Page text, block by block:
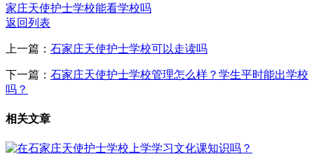
家庄天使护士学校能看学校吗
返回列表
上一篇： 石家庄天使护士学校可以走读吗
下一篇： 石家庄天使护士学校管理怎么样？学生平时能出学校
吗？
相关文章